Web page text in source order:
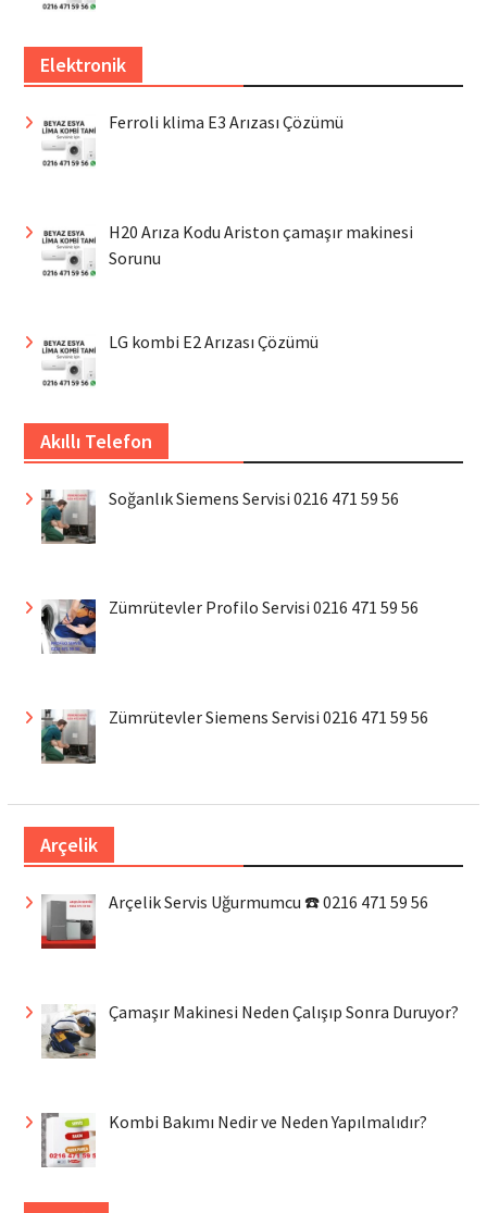
Elektronik
Ferroli klima E3 Arızası Çözümü
H20 Arıza Kodu Ariston çamaşır makinesi
Sorunu
LG kombi E2 Arızası Çözümü
Akıllı Telefon
Soğanlık Siemens Servisi 0216 471 59 56
Zümrütevler Profilo Servisi 0216 471 59 56
Zümrütevler Siemens Servisi 0216 471 59 56
Arçelik
Arçelik Servis Uğurmumcu ☎️ 0216 471 59 56
Çamaşır Makinesi Neden Çalışıp Sonra Duruyor?
Kombi Bakımı Nedir ve Neden Yapılmalıdır?